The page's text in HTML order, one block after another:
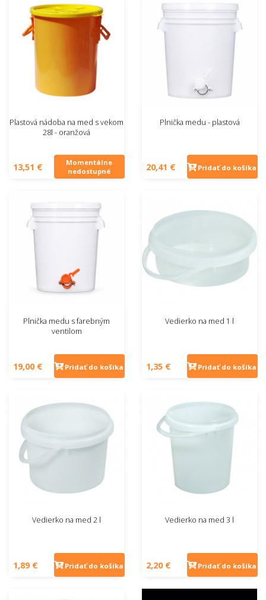
Plastová nádoba na med s vekom
28l - oranžová
13,51 €
Momentálne
nedostupné
Plnička medu - plastová
20,41 € Pridať do košíka
Plnička medu s farebným
ventilom
19,00 € Pridať do košíka
Vedierko na med 1 l
1,35 € Pridať do košíka
Vedierko na med 2 l
1,89 € Pridať do košíka
Vedierko na med 3 l
2,20 € Pridať do košíka